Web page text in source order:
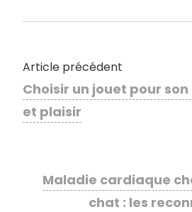
Article précédent
Choisir un jouet pour
et plaisir
Maladie cardiaque
chat : les